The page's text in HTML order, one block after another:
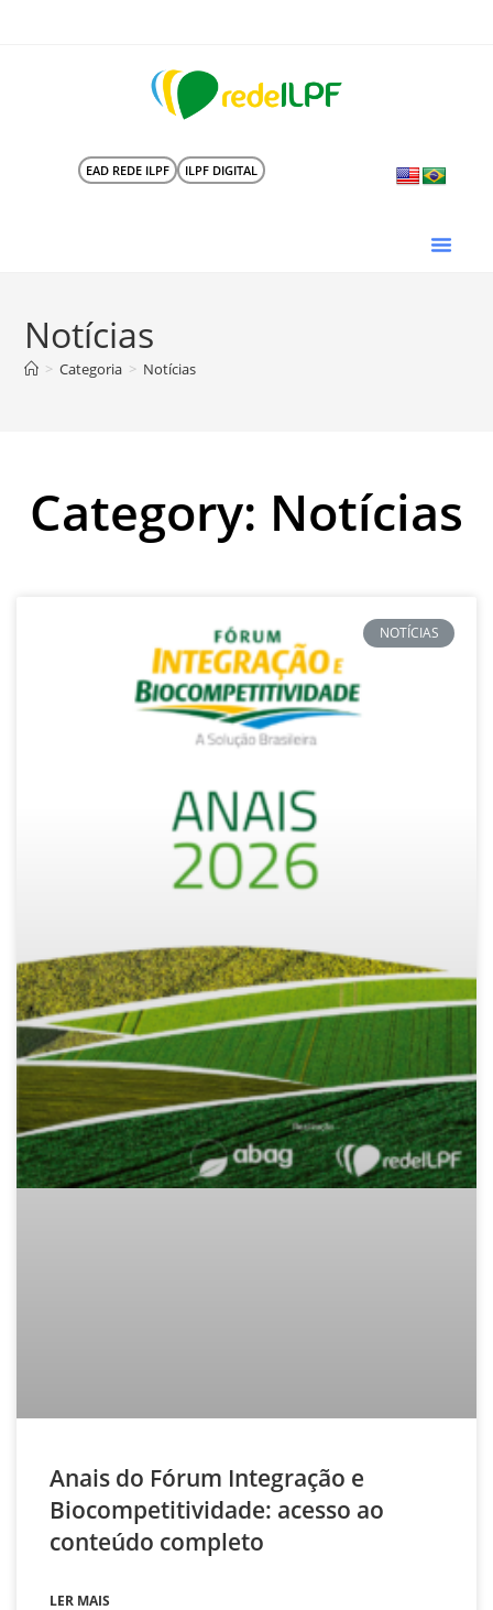
EAD REDE ILPF ILPF DIGITAL
Notícias
> Categoria > Notícias
Category: Notícias
NOTÍCIAS
Anais do Fórum Integração e
Biocompetitividade: acesso ao
conteúdo completo
LER MAIS